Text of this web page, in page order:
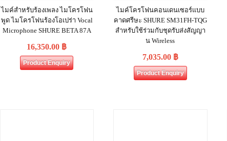
ไมค์สำหรับร้องเพลง ไมโครโฟน
พูด ไมโครโฟนร้องโอเปร่า Vocal
Microphone SHURE BETA 87A
16,350.00 ฿
Product Enquiry
ไมค์โครโฟนคอนเดนเซอร์แบบ
คาดศรีษะ SHURE SM31FH‐TQG
สำหรับใช้ร่วมกับชุดรับส่งสัญญา
น Wireless
7,035.00 ฿
Product Enquiry